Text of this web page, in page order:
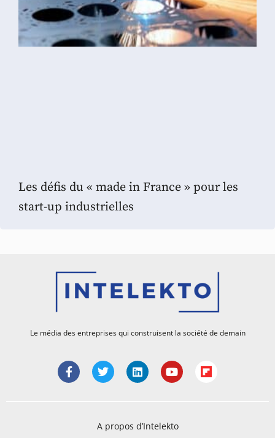
Les défis du « made in France » pour les
start-up industrielles
Le média des entreprises qui construisent la société de demain
A propos d’Intelekto